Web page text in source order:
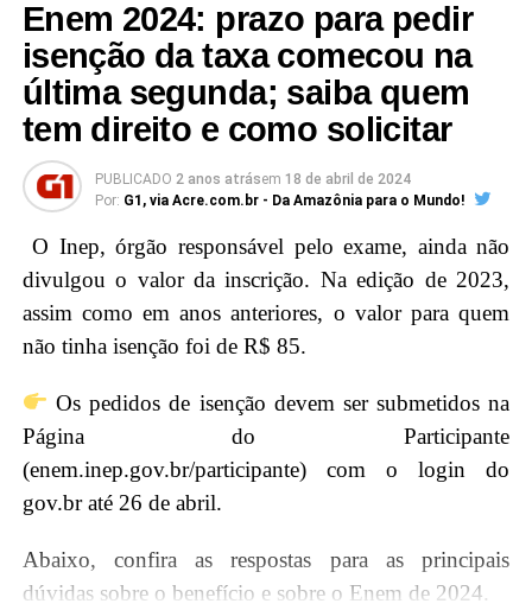
participado do Exame Nacional do Ensino
Médio (Enem) nas edições de 2022 ou
2023, obtendo nota mínima de 450 pontos
na média das cinco provas e nota acima de
zero na redação”, informa o Ministério da
Educação (MEC).
É também necessário que o candidato se enquadre
nos critérios socioeconômicos – incluindo renda
familiar per capita que não exceda um salário-mínimo
para bolsas parciais – e esteja cadastrado no login
Único do governo federal que pode ser feito no
portal gov.br.
preciso: informar endereço de e-mail e número de
telefone válidos; preencher dados cadastrais próprios
Enem 2024: prazo para pedir
isenção da taxa comecou na
última segunda; saiba quem
tem direito e como solicitar
PUBLICADO 2 anos atrásem 18 de abril de 2024
Por: G1, via Acre.com.br - Da Amazônia para o Mundo!
O Inep, órgão responsável pelo exame, ainda não
divulgou o valor da inscrição. Na edição de 2023,
assim como em anos anteriores, o valor para quem
não tinha isenção foi de R$ 85.
Os pedidos de isenção devem ser submetidos na
Página do Participante
(enem.inep.gov.br/participante) com o login do
gov.br até 26 de abril.
Abaixo, confira as respostas para as principais
dúvidas sobre o benefício e sobre o Enem de 2024.